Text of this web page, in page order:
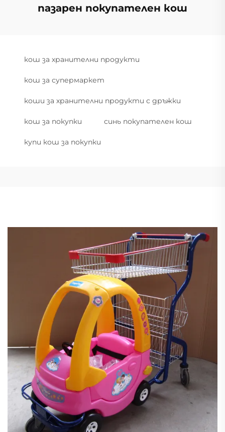
пазарен покупателен кош
кош за хранителни продукти
кош за супермаркет
коши за хранителни продукти с дръжки
кош за покупки синь покупателен кош
купи кош за покупки